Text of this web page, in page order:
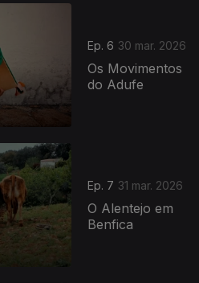
Ep. 6 30 mar. 2026
Os Movimentos
do Adufe
Ep. 7 31 mar. 2026
O Alentejo em
Benfica